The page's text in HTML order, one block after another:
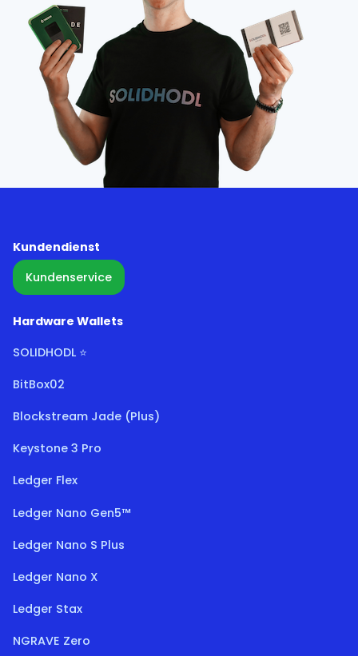
Kundendienst
Kundenservice
Hardware Wallets
SOLIDHODL ⭐
BitBox02
Blockstream Jade (Plus)
Keystone 3 Pro
Ledger Flex
Ledger Nano Gen5™
Ledger Nano S Plus
Ledger Nano X
Ledger Stax
NGRAVE Zero